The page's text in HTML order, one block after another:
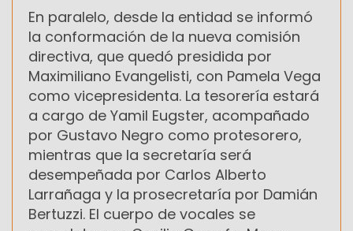
En paralelo, desde la entidad se informó
la conformación de la nueva comisión
directiva, que quedó presidida por
Maximiliano Evangelisti, con Pamela Vega
como vicepresidenta. La tesorería estará
a cargo de Yamil Eugster, acompañado
por Gustavo Negro como protesorero,
mientras que la secretaría será
desempeñada por Carlos Alberto
Larrañaga y la prosecretaría por Damián
Bertuzzi. El cuerpo de vocales se